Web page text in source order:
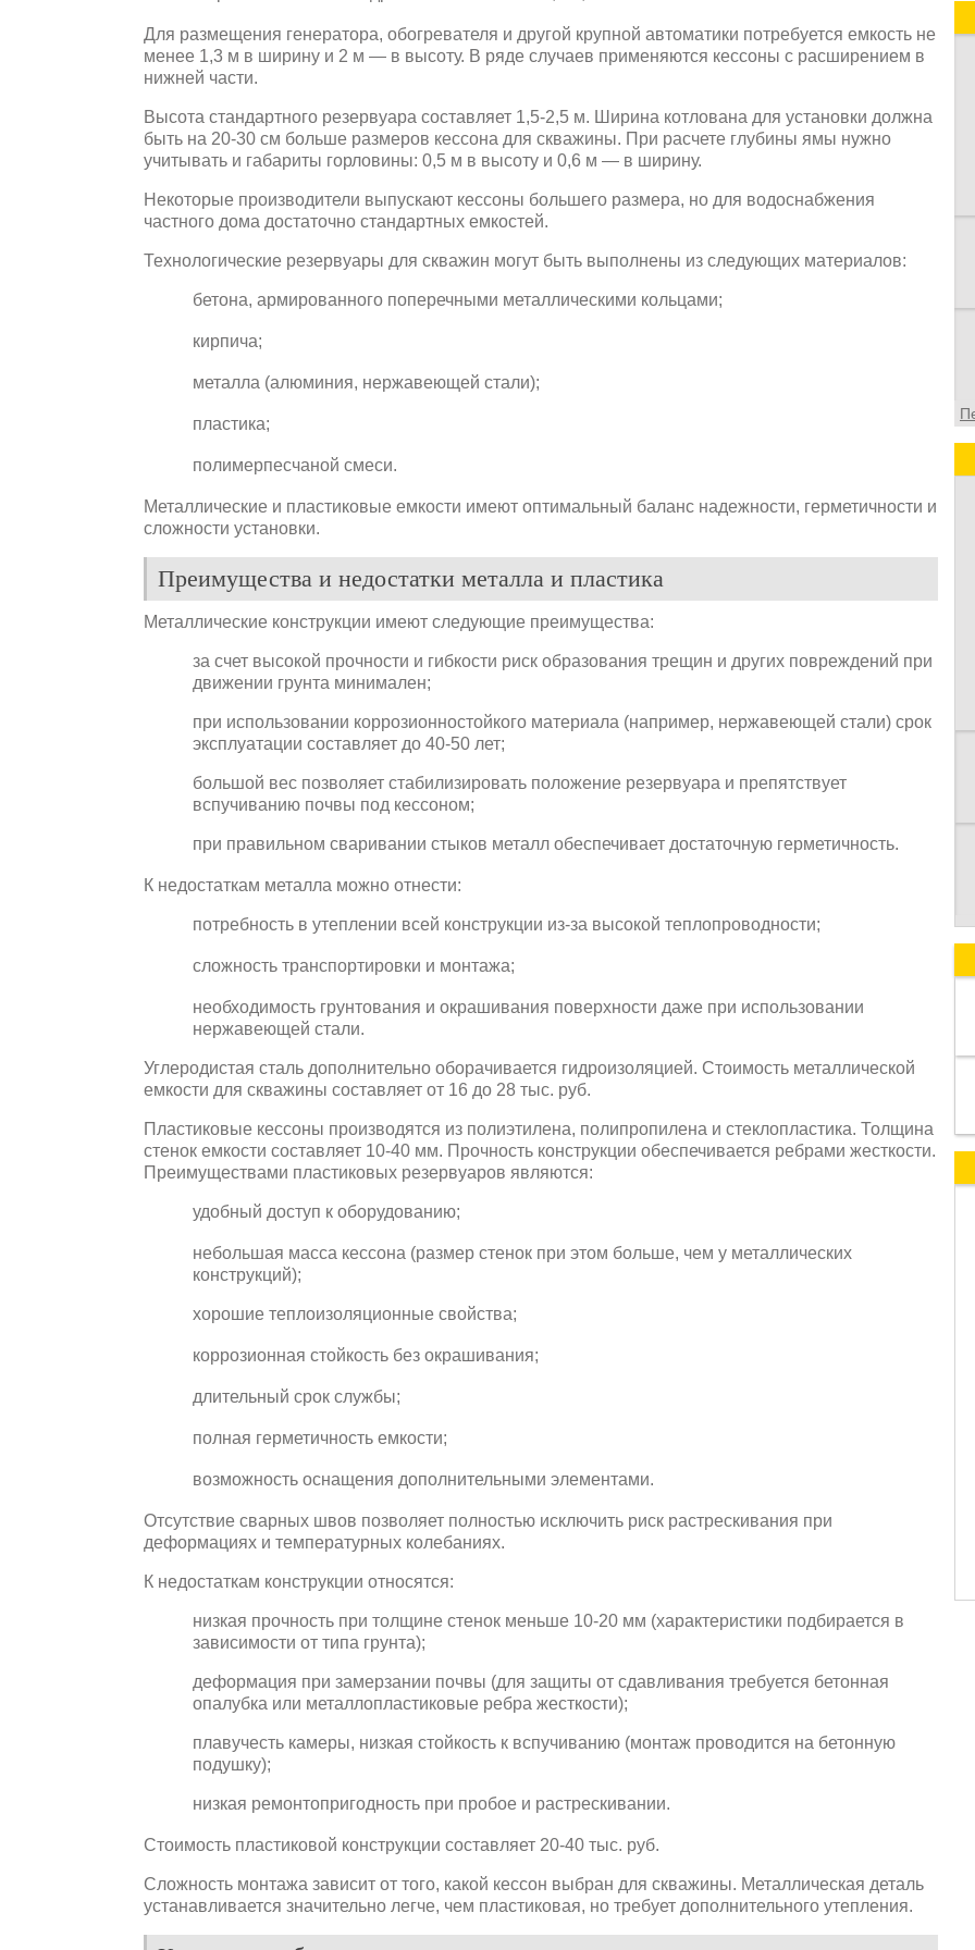
Для размещения генератора, обогревателя и другой крупной автоматики потребуется емкость не
менее 1,3 м в ширину и 2 м — в высоту. В ряде случаев применяются кессоны с расширением в
нижней части.
Высота стандартного резервуара составляет 1,5-2,5 м. Ширина котлована для установки должна
быть на 20-30 см больше размеров кессона для скважины. При расчете глубины ямы нужно
учитывать и габариты горловины: 0,5 м в высоту и 0,6 м — в ширину.
Некоторые производители выпускают кессоны большего размера, но для водоснабжения
частного дома достаточно стандартных емкостей.
Технологические резервуары для скважин могут быть выполнены из следующих материалов:
бетона, армированного поперечными металлическими кольцами;
кирпича;
металла (алюминия, нержавеющей стали);
пластика;
полимерпесчаной смеси.
Металлические и пластиковые емкости имеют оптимальный баланс надежности, герметичности и
сложности установки.
Преимущества и недостатки металла и пластика
Металлические конструкции имеют следующие преимущества:
за счет высокой прочности и гибкости риск образования трещин и других повреждений при
движении грунта минимален;
при использовании коррозионностойкого материала (например, нержавеющей стали) срок
эксплуатации составляет до 40-50 лет;
большой вес позволяет стабилизировать положение резервуара и препятствует
вспучиванию почвы под кессоном;
при правильном сваривании стыков металл обеспечивает достаточную герметичность.
К недостаткам металла можно отнести:
потребность в утеплении всей конструкции из-за высокой теплопроводности;
сложность транспортировки и монтажа;
необходимость грунтования и окрашивания поверхности даже при использовании
нержавеющей стали.
Углеродистая сталь дополнительно оборачивается гидроизоляцией. Стоимость металлической
емкости для скважины составляет от 16 до 28 тыс. руб.
Пластиковые кессоны производятся из полиэтилена, полипропилена и стеклопластика. Толщина
стенок емкости составляет 10-40 мм. Прочность конструкции обеспечивается ребрами жесткости.
Преимуществами пластиковых резервуаров являются:
удобный доступ к оборудованию;
небольшая масса кессона (размер стенок при этом больше, чем у металлических
конструкций);
хорошие теплоизоляционные свойства;
коррозионная стойкость без окрашивания;
длительный срок службы;
полная герметичность емкости;
возможность оснащения дополнительными элементами.
Отсутствие сварных швов позволяет полностью исключить риск растрескивания при
деформациях и температурных колебаниях.
К недостаткам конструкции относятся:
низкая прочность при толщине стенок меньше 10-20 мм (характеристики подбирается в
зависимости от типа грунта);
деформация при замерзании почвы (для защиты от сдавливания требуется бетонная
опалубка или металлопластиковые ребра жесткости);
плавучесть камеры, низкая стойкость к вспучиванию (монтаж проводится на бетонную
подушку);
низкая ремонтопригодность при пробое и растрескивании.
Стоимость пластиковой конструкции составляет 20-40 тыс. руб.
Сложность монтажа зависит от того, какой кессон выбран для скважины. Металлическая деталь
устанавливается значительно легче, чем пластиковая, но требует дополнительного утепления.